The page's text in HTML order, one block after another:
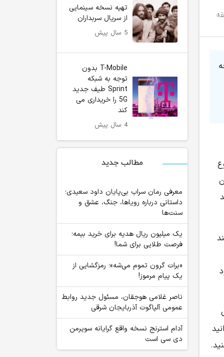
تهیه نسخه سینمایی
از سریال سربداران
5 سال پیش
T-Mobile بدون
توجه به شبکه
Sprint طیف جدید
5G را خریداری می
کند
4 سال پیش
مطالب جدید
معرفی رمان سراب بی‌پایان داود سعیدی؛
داستانی درباره رویاها، جنگ، عشق و
سنت‌ها
یک میلیون ریال هدیه برای خرید بیمه؛
فرصت طلایی برای شما!
«برات گرون تموم می‌شه»؛ رمزگشایی از
یک پیام مرموز!
ناصر غلامی هوجقان، مسئول جدید روابط
عمومی آلپاگوت آذربایجان شرقی
آدام استرنج نسخه واقع گرایانه سوپرمن
دی سی است